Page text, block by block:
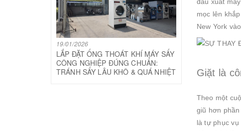
19/01/2026
LẮP ĐẶT ỐNG THOÁT KHÍ MÁY SẤY
CÔNG NGHIỆP ĐÚNG CHUẨN:
TRÁNH SẤY LÂU KHÔ & QUÁ NHIỆT
đầu xuất
mọc lên
New York
Giặt là
Theo một
giũ hơn
là tự phục